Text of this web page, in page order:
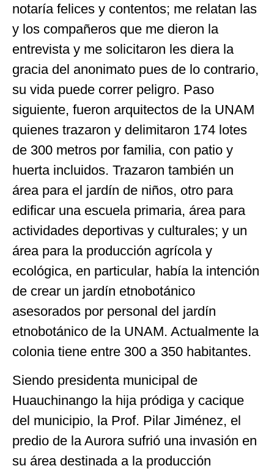
notaría felices y contentos; me relatan las
y los compañeros que me dieron la
entrevista y me solicitaron les diera la
gracia del anonimato pues de lo contrario,
su vida puede correr peligro. Paso
siguiente, fueron arquitectos de la UNAM
quienes trazaron y delimitaron 174 lotes
de 300 metros por familia, con patio y
huerta incluidos. Trazaron también un
área para el jardín de niños, otro para
edificar una escuela primaria, área para
actividades deportivas y culturales; y un
área para la producción agrícola y
ecológica, en particular, había la intención
de crear un jardín etnobotánico
asesorados por personal del jardín
etnobotánico de la UNAM. Actualmente la
colonia tiene entre 300 a 350 habitantes.
Siendo presidenta municipal de
Huauchinango la hija pródiga y cacique
del municipio, la Prof. Pilar Jiménez, el
predio de la Aurora sufrió una invasión en
su área destinada a la producción